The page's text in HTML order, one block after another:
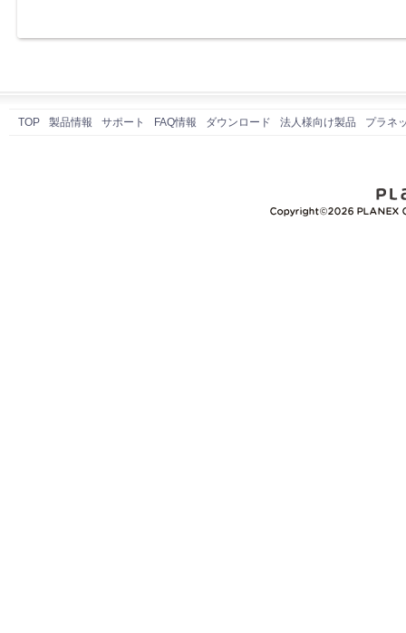
TOP 製品情報 サポート FAQ情報 ダウンロード 法人様向け製品 プラネ